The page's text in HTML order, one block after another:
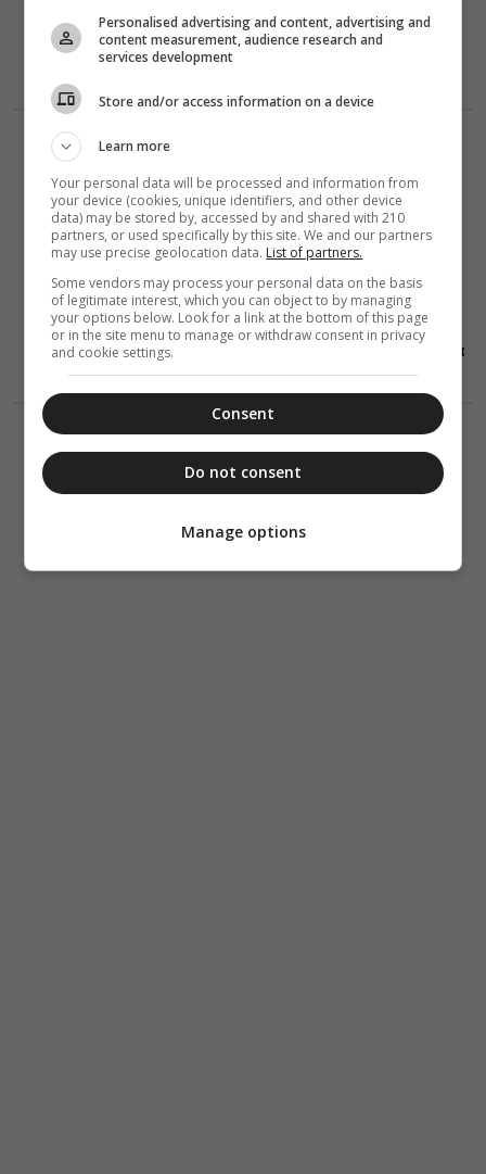
15:45
Οι εθελοντές
του Ελληνικού
Ερυθρού
Σταυρού
διέσωσαν
δεκάδες
οικόσιτα και
άγρια ζώα στα
πύρινα μέτωπα
της Δ. Αττικής
ΔΙΑΛΟΓΟΣ
ΔΙΑΦΟΡΑ
07 Αυγούστου 2026
Personalised advertising and content, advertising and
content measurement, audience research and
services development
Store and/or access information on a device
Learn more
Your personal data will be processed and information from
your device (cookies, unique identifiers, and other device
data) may be stored by, accessed by and shared with 210
partners, or used specifically by this site. We and our partners
may use precise geolocation data. List of partners.
Some vendors may process your personal data on the basis
of legitimate interest, which you can object to by managing
your options below. Look for a link at the bottom of this page
or in the site menu to manage or withdraw consent in privacy
and cookie settings.
Consent
Do not consent
Manage options